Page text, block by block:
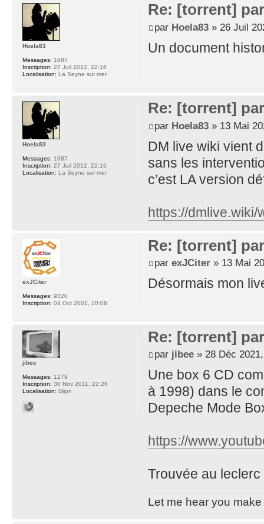
Re: [torrent]
par Hoela83» 26 Juil
Un document
Hoela83
Messages: 1687
Inscription: 27 Juil 2012, 22:16
Localisation: La Seyne sur mer
Re: [torrent]
par Hoela83» 13 Mai
DM live wiki vient
sans les
c’est LA version
https://dmlive.wiki/
Hoela83
Messages: 1687
Inscription: 27 Juil 2012, 22:16
Localisation: La Seyne sur mer
Re: [torrent]
par exJCiter» 13 Mai
Désormais mon
exJCiter
Messages: 9320
Inscription: 04 Oct 2001, 20:06
Re: [torrent]
par jibee» 28 Déc
Une box 6 CD
à 1998) dans le
Depeche Mode
https://
Trouvée au
Let me hear you
jibee
Messages: 1279
Inscription: 30 Nov 2011, 22:26
Localisation: Dijon